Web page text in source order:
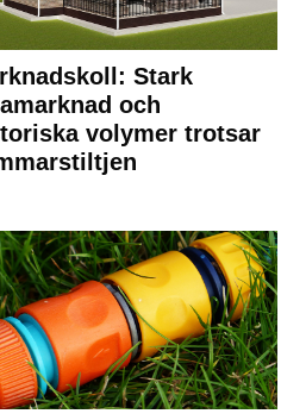
Stark
och
volymer trotsar